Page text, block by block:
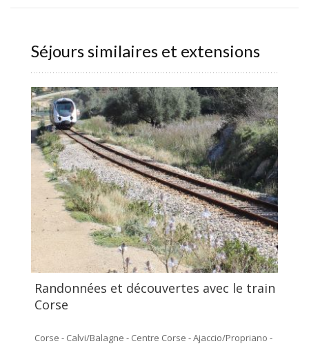
Séjours similaires et extensions
Randonnées et découvertes avec le train
Corse
Corse - Calvi/Balagne - Centre Corse - Ajaccio/Propriano -